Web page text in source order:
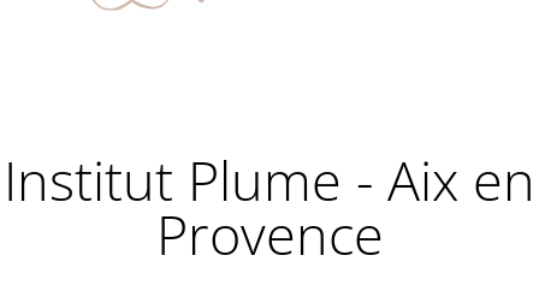
Institut Plume - Aix en
Provence